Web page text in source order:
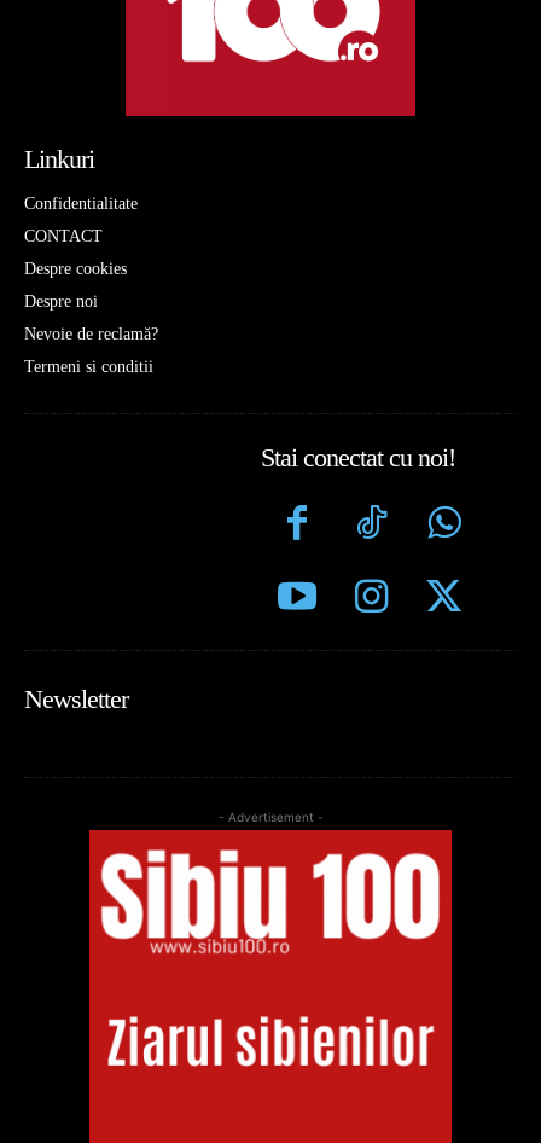
Linkuri
Confidentialitate
CONTACT
Despre cookies
Despre noi
Nevoie de reclamă?
Termeni si conditii
Stai conectat cu noi!
Newsletter
- Advertisement -